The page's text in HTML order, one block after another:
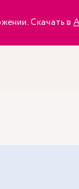
Скачать в